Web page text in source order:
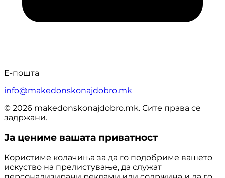
Е-пошта
info@makedonskonajdobro.mk
© 2026 makedonskonajdobro.mk. Сите права се
задржани.
Ја цениме вашата приватност
Користиме колачиња за да го подобриме вашето
искуство на прелистување, да служат